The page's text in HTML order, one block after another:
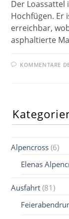
Der Loassattel
Hochfügen. Er
erreichbar,
asphaltierte
KOMMENTARE
Alpencross (6)
Elenas
Ausfahrt (81)